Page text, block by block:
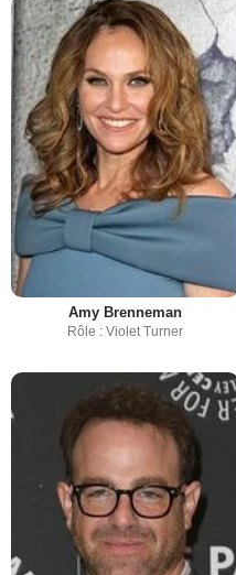
Amy Brenneman
Rôle : Violet Turner